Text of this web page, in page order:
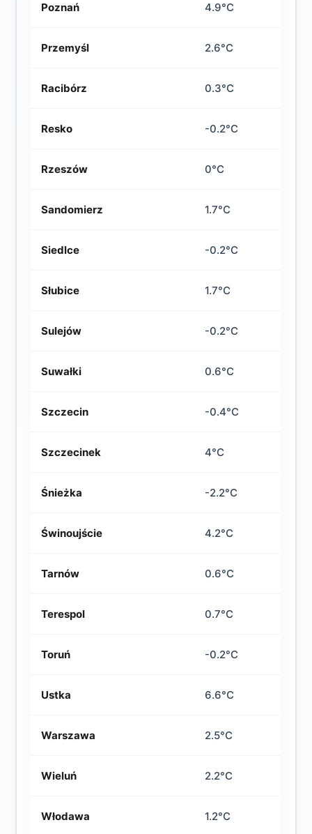
Poznań 4.9°C
Przemyśl 2.6°C
Racibórz 0.3°C
Resko -0.2°C
Rzeszów 0°C
Sandomierz 1.7°C
Siedlce -0.2°C
Słubice 1.7°C
Sulejów -0.2°C
Suwałki 0.6°C
Szczecin -0.4°C
Szczecinek 4°C
Śnieżka -2.2°C
Świnoujście 4.2°C
Tarnów 0.6°C
Terespol 0.7°C
Toruń -0.2°C
Ustka 6.6°C
Warszawa 2.5°C
Wieluń 2.2°C
Włodawa 1.2°C